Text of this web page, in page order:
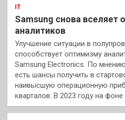
IT
Samsung снова вселяет
аналитиков
Улучшение ситуации в
способствует оптимизму
Samsung Electronics. По
есть шансы получить в
наивысшую операционную
кварталов. В 2023 году на